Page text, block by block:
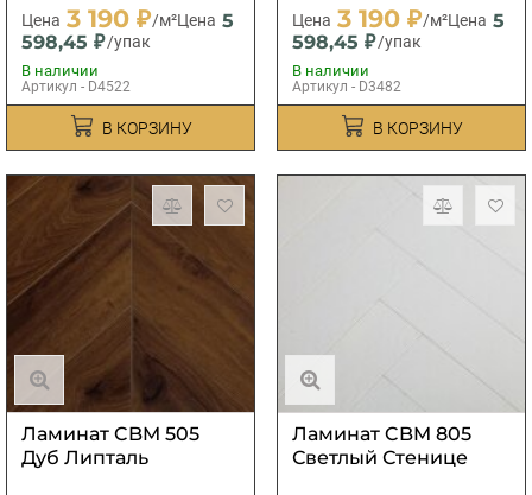
Цена 3 190 ₽/м²Цена 5
598,45 ₽/упак
В наличии
Артикул - D4522
В КОРЗИНУ
Цена 3 190 ₽/м²Цена 5
598,45 ₽/упак
В наличии
Артикул - D3482
В КОРЗИНУ
Ламинат CBM 505
Дуб Липталь
Ламинат CBM 805
Светлый Стенице